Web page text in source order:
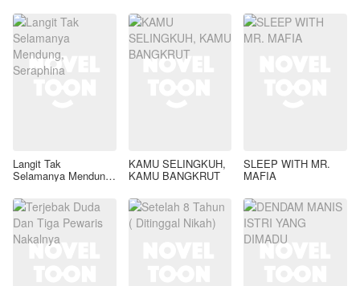
Langit Tak
Selamanya Mendung,
KAMU SELINGKUH,
KAMU BANGKRUT
SLEEP WITH MR.
MAFIA